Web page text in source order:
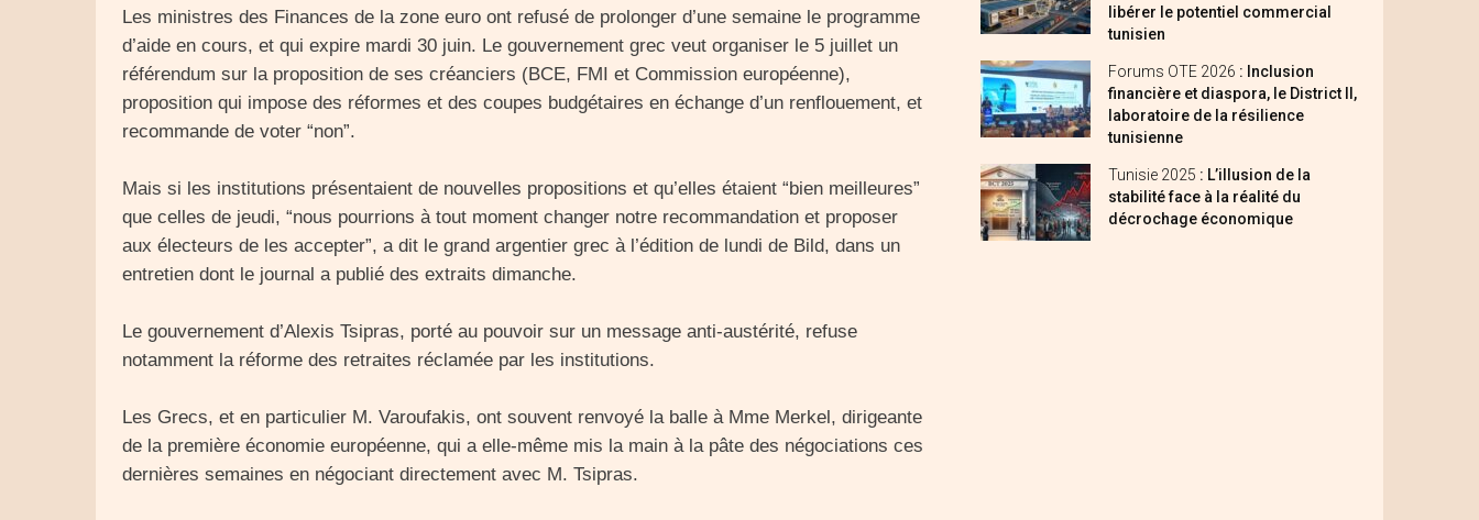
Les ministres des Finances de la zone euro ont refusé de prolonger d’une semaine le programme
d’aide en cours, et qui expire mardi 30 juin. Le gouvernement grec veut organiser le 5 juillet un
référendum sur la proposition de ses créanciers (BCE, FMI et Commission européenne),
proposition qui impose des réformes et des coupes budgétaires en échange d’un renflouement, et
recommande de voter “non”.
Mais si les institutions présentaient de nouvelles propositions et qu’elles étaient “bien meilleures”
que celles de jeudi, “nous pourrions à tout moment changer notre recommandation et proposer
aux électeurs de les accepter”, a dit le grand argentier grec à l’édition de lundi de Bild, dans un
entretien dont le journal a publié des extraits dimanche.
Le gouvernement d’Alexis Tsipras, porté au pouvoir sur un message anti-austérité, refuse
notamment la réforme des retraites réclamée par les institutions.
Les Grecs, et en particulier M. Varoufakis, ont souvent renvoyé la balle à Mme Merkel, dirigeante
de la première économie européenne, qui a elle-même mis la main à la pâte des négociations ces
dernières semaines en négociant directement avec M. Tsipras.
libérer le potentiel commercial
tunisien
Forums OTE 2026 : Inclusion
financière et diaspora, le District II,
laboratoire de la résilience
tunisienne
Tunisie 2025 : L’illusion de la
stabilité face à la réalité du
décrochage économique